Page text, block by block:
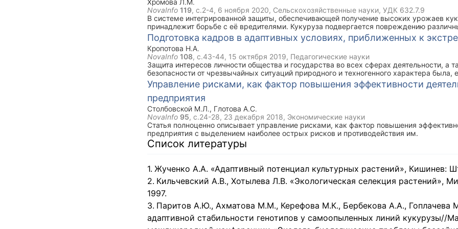
проведено молекулярно-генетический анализ самоопыленных линий кукурузы
серией RAPD-праймеров.
Хромова Л.М.
NovaInfo 119, с.2-4, 6 ноября 2020, Сельскохозяйственные науки, УДК 632.7.9
В системе интегрированной защиты, обеспечивающей получение высоких урожаев
принадлежит борьбе с её вредителями. Кукуруза подвергается повреждению
которые нередко вызывают значительные недоборы и потери урожая. Фитофаги
мере, чем другие зерновые культуры повреждают не только вегетативные органы
и зерно до уборки, после уборки и в период хранения. Эта особенность сильно
повреждений кукурузы и требует тщательного внимания к ним на протяжении
фитофагов зависит от устойчивости гибридов кукурузы, агротехники и от того,
проводятся защитные мероприятия. Большое влияние на степень повреждения
оказывают погодные условия в течение вегетационного периода и различные не
сильно отличающиеся по годам в одной и той же местности. Кукурузоводы республики
обеспокоены резким подъемом численности и вредоносности популяции хлопковой
увеличение посевных площадей кукурузы на зерно и повсеместный переход на
ротацией привели к нарушению элементарного требования — чередование
чего, отмечены значительный подъем численности популяции гусениц хлопковой
постепенное увеличение плотности заселения гусеницами стеблевого кукурузного
Hb.), видами тлей (Sitobion avenae H.; Rhopalosiphum padi L.; Rhopalosiphum maidis Fitch;
Schizaphis graminum Rond), цикадок (Cicadella viridis L.; Macrosteles laevis Rid.; Zyginidia
Подготовка кадров в адаптивных условиях, приближенных к
Кропотова Н.А.
NovaInfo 108, с.43-44, 15 октября 2019, Педагогические науки
Защита интересов личности общества и государства во всех сферах деятельности, а
безопасности от чрезвычайных ситуаций природного и техногенного характера была,
важнейшей функцией государства. Необходимость формирования адаптивной
специалистов РСЧС для работы в сложных климатических условиях становится
образовательной среды учебных учреждений ФПС ГПС МЧС России, поскольку
во многом зависит от организации процесса обучения: методов и инструментов,
процессе и системы управления.
Управление рисками, как фактор повышения эффективности
предприятия
Столбовской М.Л., Глотова А.С.
NovaInfo 95, с.24-28, 23 декабря 2018, Экономические науки
Статья полноценно описывает управление рисками, как фактор повышения
предприятия с выделением наиболее острых рисков и противодействия им.
Список литературы
Жученко А.А. «Адаптивный потенциал культурных растений», Кишинев:
Кильчевский А.В., Хотылева Л.В. «Экологическая селекция растений»,
1997.
Паритов А.Ю., Ахматова М.М., Керефова М.К., Бербекова А.А., Гоплачева
адаптивной стабильности генотипов у самоопыленных линий кукурузы//